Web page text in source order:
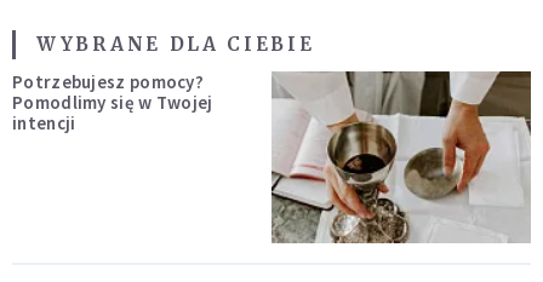
WYBRANE DLA CIEBIE
Potrzebujesz pomocy?
Pomodlimy się w Twojej
intencji